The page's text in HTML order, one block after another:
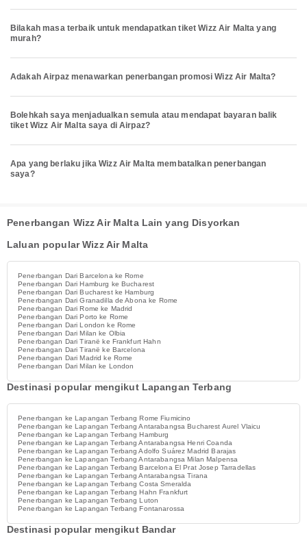
Bilakah masa terbaik untuk mendapatkan tiket Wizz Air Malta yang
murah?
Adakah Airpaz menawarkan penerbangan promosi Wizz Air Malta?
Bolehkah saya menjadualkan semula atau mendapat bayaran balik
tiket Wizz Air Malta saya di Airpaz?
Apa yang berlaku jika Wizz Air Malta membatalkan penerbangan
saya?
Penerbangan Wizz Air Malta Lain yang Disyorkan
Laluan popular Wizz Air Malta
Penerbangan Dari Barcelona ke Rome
Penerbangan Dari Hamburg ke Bucharest
Penerbangan Dari Bucharest ke Hamburg
Penerbangan Dari Granadilla de Abona ke Rome
Penerbangan Dari Rome ke Madrid
Penerbangan Dari Porto ke Rome
Penerbangan Dari London ke Rome
Penerbangan Dari Milan ke Olbia
Penerbangan Dari Tiranë ke Frankfurt Hahn
Penerbangan Dari Tiranë ke Barcelona
Penerbangan Dari Madrid ke Rome
Penerbangan Dari Milan ke London
Destinasi popular mengikut Lapangan Terbang
Penerbangan ke Lapangan Terbang Rome Fiumicino
Penerbangan ke Lapangan Terbang Antarabangsa Bucharest Aurel Vlaicu
Penerbangan ke Lapangan Terbang Hamburg
Penerbangan ke Lapangan Terbang Antarabangsa Henri Coanda
Penerbangan ke Lapangan Terbang Adolfo Suárez Madrid Barajas
Penerbangan ke Lapangan Terbang Antarabangsa Milan Malpensa
Penerbangan ke Lapangan Terbang Barcelona El Prat Josep Tarradellas
Penerbangan ke Lapangan Terbang Antarabangsa Tirana
Penerbangan ke Lapangan Terbang Costa Smeralda
Penerbangan ke Lapangan Terbang Hahn Frankfurt
Penerbangan ke Lapangan Terbang Luton
Penerbangan ke Lapangan Terbang Fontanarossa
Destinasi popular mengikut Bandar